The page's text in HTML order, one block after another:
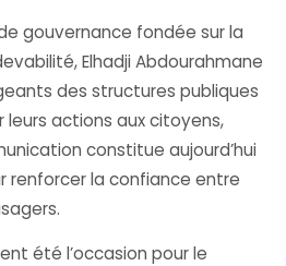
gouvernance fondée sur la
Elhadji Abdourahmane
des structures publiques
actions aux citoyens,
constitue aujourd’hui
renforcer la confiance entre
été l’occasion pour le